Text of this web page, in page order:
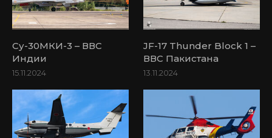
Су-30МКИ-3 – ВВС
Индии
15.11.2024
JF-17 Thunder Block 1 –
ВВС Пакистана
13.11.2024